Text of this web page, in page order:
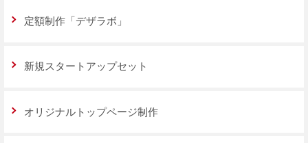
定額制作「デザラボ」
新規スタートアップセット
オリジナルトップページ制作